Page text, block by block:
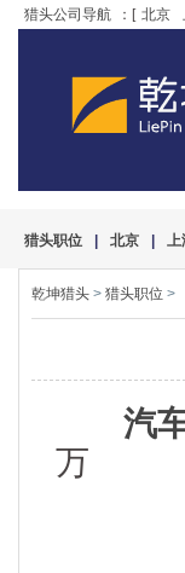
猎头公司导航 ：[ 北京
猎头职位 北京 上
乾坤猎头 > 猎头职位 >
汽
万